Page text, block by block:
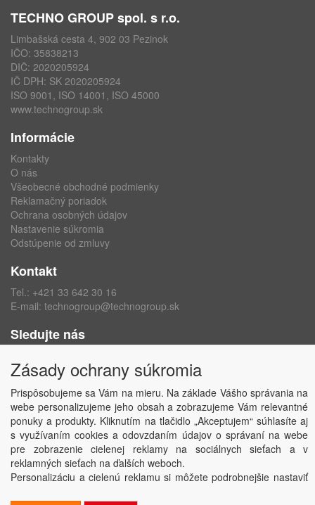
TECHNO GROUP spol. s r.o.
Limbašská cesta 4, 902 03 Pezinok
IČO: 35838213
DIČ: 2020205924
IČ DPH: SK 2020205924
ISO 9001, ISO 14001, ISO 45000
www.technogroup.sk
Informácie
Kontakty
O nás
Všeobecné obchodné podmienky
Reklamačný poriadok
Ochrana osobných údajov
Nastavenie súkromia
Odstúpenie od zmluvy
Kontakt
Tel.: +421 33 642 30 16
E-mail: technogroup@technogroup.sk
Sledujte nás
Instagram
Copyright © TECHNO GROUP spol. s r.o.2026
Powered by
ABRA
Zásady ochrany súkromia
Prispôsobujeme sa Vám na mieru. Na základe Vášho správania na
webe personalizujeme jeho obsah a zobrazujeme Vám relevantné
ponuky a produkty. Kliknutím na tlačidlo „Akceptujem“ súhlasíte aj
s využívaním cookies a odovzdaním údajov o správaní na webe
pre zobrazenie cielenej reklamy na sociálnych sieťach a v
reklamných sieťach na ďalších weboch.
Personalizáciu a cielenú reklamu si môžete podrobnejšie nastaviť